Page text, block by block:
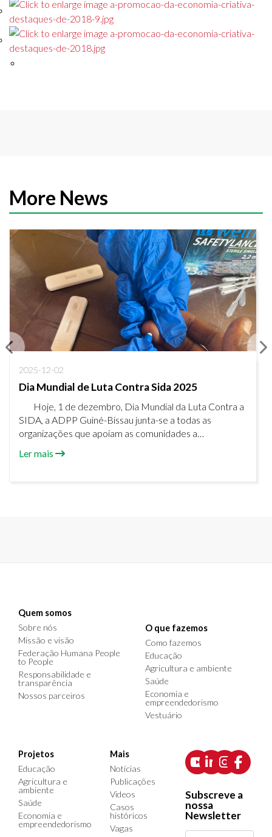
More News
2025-12-02
Dia Mundial de Luta Contra Sida 2025
SIDA, a ADPP Guiné-Bissau junta-se a todas as
organizações que apoiam as comunidades a
da sua saúde.
Ler mais
Quem somos
Sobre nós
Missão e visão
Federação Humana People
to People
Responsabilidade e
transparência
Nossos parceiros
O que fazemos
Como fazemos
Educação
Agricultura e ambiente
Saúde
Economia e
empreendedorismo
Vestuário
Projetos
Educação
Agricultura e
ambiente
Saúde
Economia e
empreendedorismo
Mais
Notícias
Publicações
Videos
Casos
históricos
Vagas
Subscreve a
nossa
Newsletter